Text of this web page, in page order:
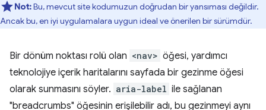
Not:Bu, mevcut site kodumuzun doğrudan bir yansıması değildir.
Ancak bu, en iyi uygulamalara uygun ideal ve önerilen bir sürümdür.
Bir dönüm noktası rolü olan <nav> öğesi, yardımcı
teknolojiye içerik haritalarını sayfada bir gezinme öğesi
olarak sunmasını söyler. aria-label ile sağlanan
"breadcrumbs" öğesinin erişilebilir adı, bu gezinmeyi aynı